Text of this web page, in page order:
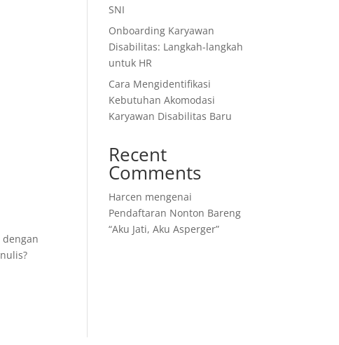
SNI
Onboarding Karyawan
Disabilitas: Langkah-langkah
untuk HR
Cara Mengidentifikasi
Kebutuhan Akomodasi
Karyawan Disabilitas Baru
Recent
Comments
Harcen mengenai
Pendaftaran Nonton Bareng
“Aku Jati, Aku Asperger”